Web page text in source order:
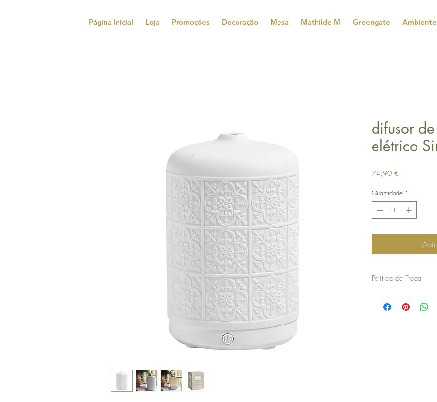
Página Inicial Loja Promoções Decoração Mesa Mathilde M Greengate
difusor
elétrico
74,90 €Preço
Quantidade *
Política de Troca
troca ou devolução.